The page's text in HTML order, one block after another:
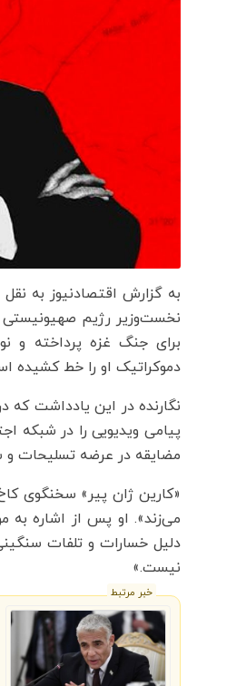
به گزارش اقتصادنیوز به نقل
نخست‌وزیر رژیم
برای جنگ غزه پرداخته و
دموکراتیک او را خط کشیده
پیامی ویدیویی را در شبکه
مضایقه در عرضه تسلیحات
«کارین ژان پیر» سخنگوی
دلیل خسارات و تلفات
نیست.»
خبر مرتبط